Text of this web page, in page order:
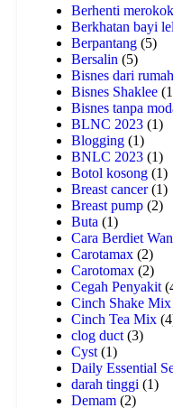
Berhenti merokok
Berkhatan bayi
Berpantang (5)
Bersalin (5)
Bisnes dari rumah
Bisnes Shaklee
Bisnes tanpa
BLNC 2023 (1)
Blogging (1)
BNLC 2023 (1)
Botol kosong (1)
Breast cancer(1)
Breast pump (2)
Buta (1)
Cara Berdiet
Carotamax (2)
Carotomax (2)
Cegah Penyakit
Cinch Shake Mix
Cinch Tea Mix
clog duct (3)
Cyst (1)
Daily Essential
darah tinggi (1)
Demam (2)